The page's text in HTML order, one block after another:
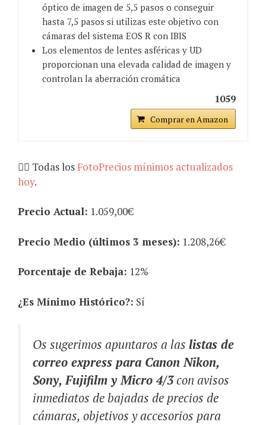
óptico de imagen de 5,5 pasos o conseguir
hasta 7,5 pasos si utilizas este objetivo con
cámaras del sistema EOS R con IBIS
Los elementos de lentes asféricas y UD
proporcionan una elevada calidad de imagen y
controlan la aberración cromática
1059
Comprar en Amazon
👉🏾 Todas los FotoPrecios mínimos actualizados
hoy.
Precio Actual: 1.059,00€
Precio Medio (últimos 3 meses): 1.208,26€
Porcentaje de Rebaja: 12%
¿Es Mínimo Histórico?: Sí
Os sugerimos apuntaros a las listas de
correo express para Canon Nikon,
Sony, Fujifilm y Micro 4/3con avisos
inmediatos de bajadas de precios de
cámaras, objetivos y accesorios para